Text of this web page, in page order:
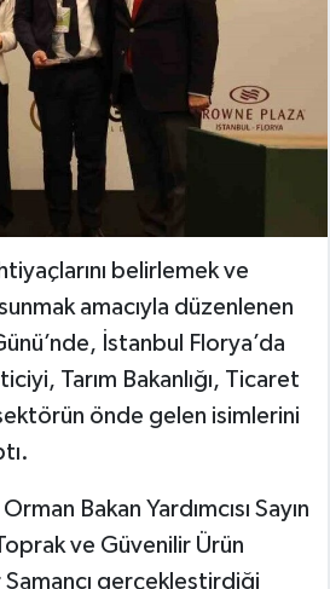
belirlemek ve
amacıyla düzenlenen
İstanbul Florya’da
Tarım Bakanlığı, Ticaret
önde gelen isimlerini
Bakan Yardımcısı Sayın
ve Güvenilir Ürün
Samancı gerçekleştirdiği